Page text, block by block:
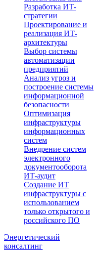
Разработка ИТ-
стратегии
Проектирование и
реализация ИТ-
архитектуры
Выбор системы
автоматизации
предприятий
Анализ угроз и
построение системы
информационной
безопасности
Оптимизация
инфраструктуры
информационных
систем
Внедрение систем
электронного
документооборота
ИТ-аудит
Создание ИТ
инфраструктуры с
использованием
только открытого и
российского ПО
Энергетический
консалтинг